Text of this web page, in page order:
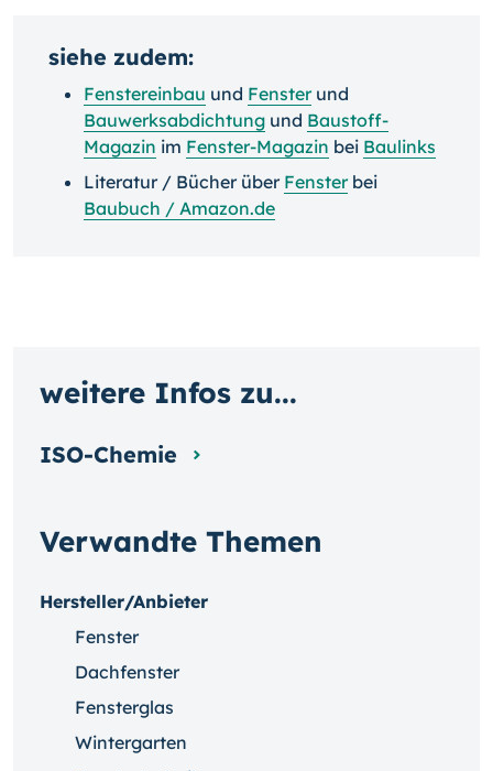
siehe zudem:
Fenstereinbau und Fensterund
Bauwerksabdichtung und Baustoff-
Magazin im Fenster-Magazin bei Baulinks
Literatur / Bücher über Fensterbei
Baubuch / Amazon.de
Verwandte Themen
Hersteller/Anbieter
Fenster
Dachfenster
Fensterglas
Wintergarten
weitere Infos zu...
ISO-Chemie